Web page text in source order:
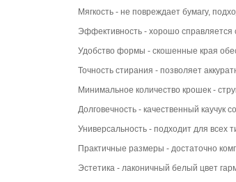
Мягкость - не повреждает бумагу,
Эффективность - хорошо
Удобство формы - скошенные края
Точность стирания - позволяет
Минимальное количество крошек -
Долговечность - качественный каучук
Универсальность - подходит для всех
Практичные размеры - достаточно
Эстетика - лаконичный белый цвет